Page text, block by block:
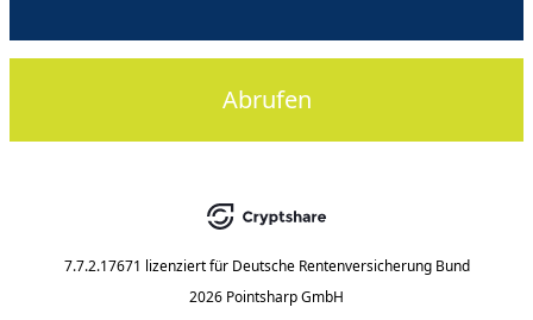
Abrufen
7.7.2.17671 lizenziert für Deutsche Rentenversicherung Bund
2026 Pointsharp GmbH